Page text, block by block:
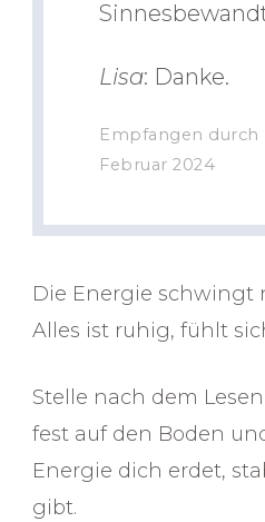
Lisa: Danke.
Empfangen durch
Februar 2024
Die Energie schwingt
Alles ist ruhig, fühlt
Stelle nach dem
fest auf den Boden
Energie dich erdet,
gibt.